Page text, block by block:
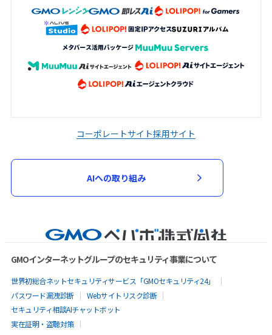
コーポレートサイト採用サイト
AIへの取り組み
GMOインターネットグループのセキュリティ事業について
世界初総合ネットセキュリティサービス「GMOセキュリティ24」
パスワード漏洩診断
Webサイトリスク診断
セキュリティ相談AIチャットボット
実在証明・盗聴対策